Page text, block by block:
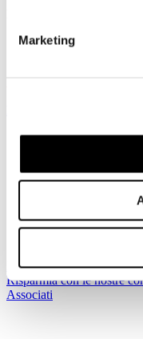
Marketing
Sei qui:
Le circolari
Circolare Prot. n.
Iscriviti alla newsletter
Risparmia con le nostre
Associati